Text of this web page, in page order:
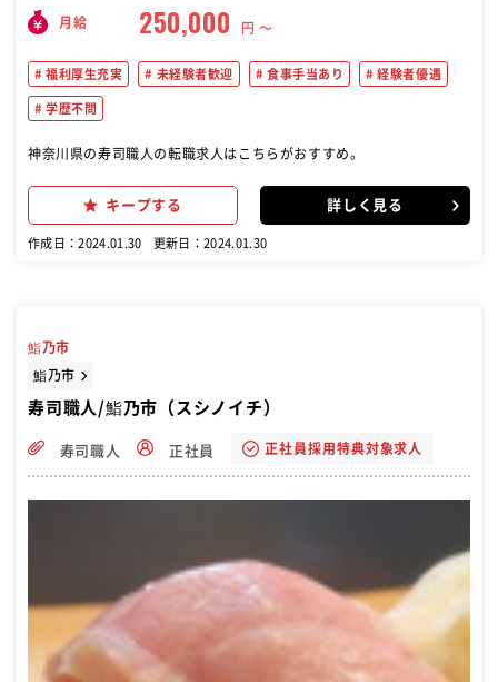
月給 250,000 円 〜
福利厚生充実 未経験者歓迎 食事手当あり 経験者優遇
学歴不問
神奈川県の寿司職人の転職求人はこちらがおすすめ。
キープする 詳しく見る
作成日：2024.01.30 更新日：2024.01.30
鮨乃市
鮨乃市
寿司職人/鮨乃市（スシノイチ）
寿司職人 正社員 正社員採用特典対象求人